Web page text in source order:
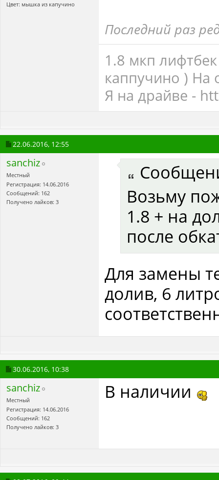
Цвет: мышка из капучино
Последний раз
1.8 мкп
каппучино ) На
Я на драйве -
22.06.2016, 12:55
sanchiz
Местный
Регистрация: 14.06.2016
Сообщений: 162
Получено лайков: 3
Возьму
1.8 + на
после
Для замены
долив, 6
30.06.2016, 10:38
sanchiz
Местный
Регистрация: 14.06.2016
Сообщений: 162
Получено лайков: 3
В наличии